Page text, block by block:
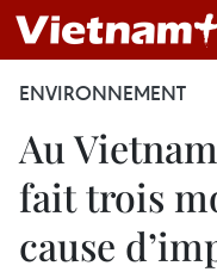
ENVIRONNEMENT
Au
fait trois
cause